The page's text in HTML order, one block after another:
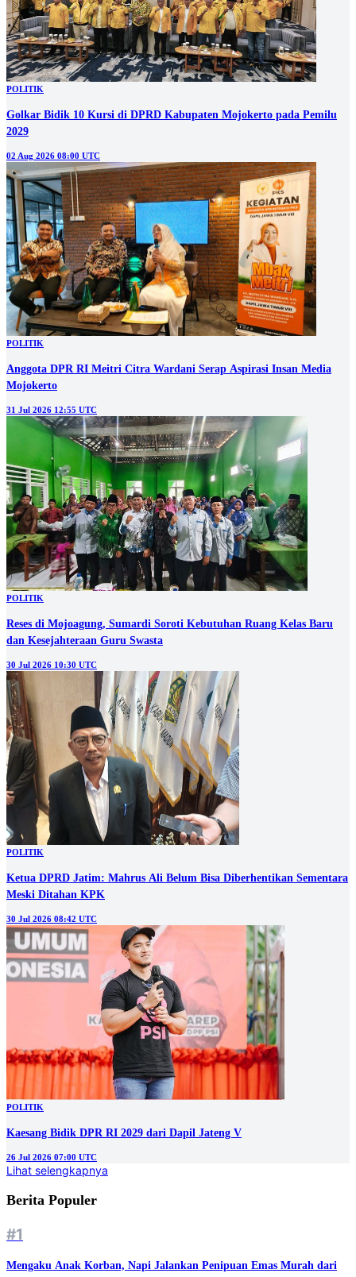
POLITIK
Golkar Bidik 10 Kursi di DPRD Kabupaten Mojokerto pada Pemilu
2029
02 Aug 2026 08:00 UTC
POLITIK
Anggota DPR RI Meitri Citra Wardani Serap Aspirasi Insan Media
Mojokerto
31 Jul 2026 12:55 UTC
POLITIK
Reses di Mojoagung, Sumardi Soroti Kebutuhan Ruang Kelas Baru
dan Kesejahteraan Guru Swasta
30 Jul 2026 10:30 UTC
POLITIK
Ketua DPRD Jatim: Mahrus Ali Belum Bisa Diberhentikan Sementara
Meski Ditahan KPK
30 Jul 2026 08:42 UTC
POLITIK
Kaesang Bidik DPR RI 2029 dari Dapil Jateng V
26 Jul 2026 07:00 UTC
Lihat selengkapnya
Berita Populer
#1
Mengaku Anak Korban, Napi Jalankan Penipuan Emas Murah dari